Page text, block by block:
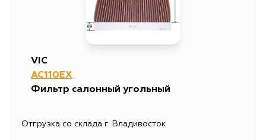
3005
VIC
AC110EX
Фильтр салонный угольный
Отгрузка со склада г. Владивосток